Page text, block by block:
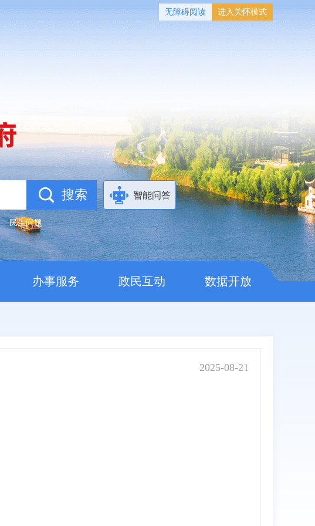
无障碍阅读 进入关怀模式
智能问答
民生问题
办事服务 政民互动 数据开放
2025-08-21